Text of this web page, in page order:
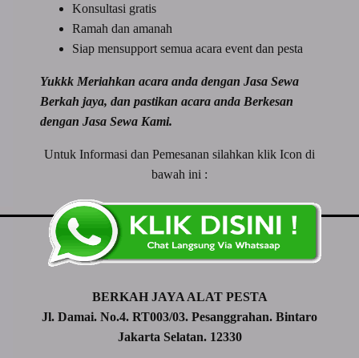
Konsultasi gratis
Ramah dan amanah
Siap mensupport semua acara event dan pesta
Yukkk Meriahkan acara anda dengan Jasa Sewa
Berkah jaya, dan pastikan acara anda Berkesan
dengan Jasa Sewa Kami.
Untuk Informasi dan Pemesanan silahkan klik Icon di
bawah ini :
BERKAH JAYA ALAT PESTA
Jl. Damai. No.4. RT003/03. Pesanggrahan. Bintaro
Jakarta Selatan. 12330